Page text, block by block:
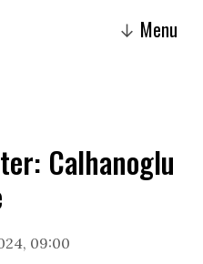
↓ Menu
Calhanoglu
09:00